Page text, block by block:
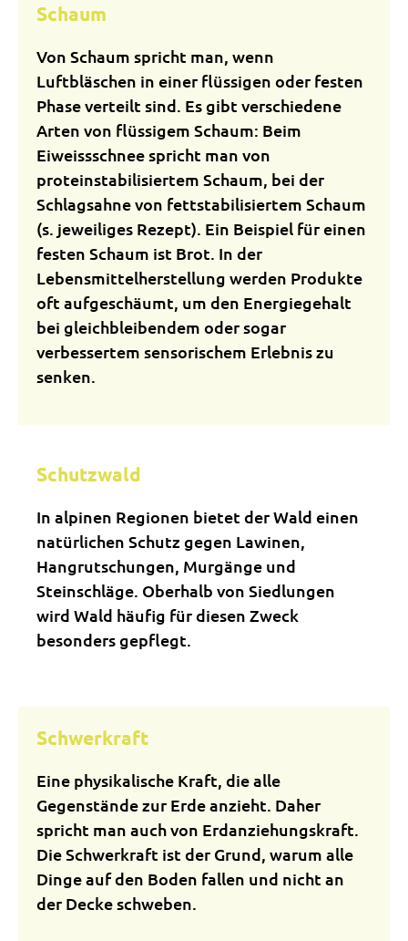
Schaum
Von Schaum spricht man, wenn
Luftbläschen in einer flüssigen oder festen
Phase verteilt sind. Es gibt verschiedene
Arten von flüssigem Schaum: Beim
Eiweissschnee spricht man von
proteinstabilisiertem Schaum, bei der
Schlagsahne von fettstabilisiertem Schaum
(s. jeweiliges Rezept). Ein Beispiel für einen
festen Schaum ist Brot. In der
Lebensmittelherstellung werden Produkte
oft aufgeschäumt, um den Energiegehalt
bei gleichbleibendem oder sogar
verbessertem sensorischem Erlebnis zu
senken.
Schutzwald
In alpinen Regionen bietet der Wald einen
natürlichen Schutz gegen Lawinen,
Hangrutschungen, Murgänge und
Steinschläge. Oberhalb von Siedlungen
wird Wald häufig für diesen Zweck
besonders gepflegt.
Schwerkraft
Eine physikalische Kraft, die alle
Gegenstände zur Erde anzieht. Daher
spricht man auch von Erdanziehungskraft.
Die Schwerkraft ist der Grund, warum alle
Dinge auf den Boden fallen und nicht an
der Decke schweben.